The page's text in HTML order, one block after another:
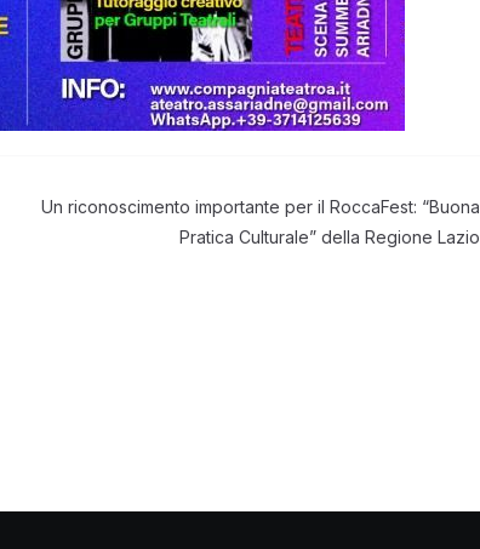
Un riconoscimento importante per il RoccaFest: “Buona
Pratica Culturale” della Regione Lazio